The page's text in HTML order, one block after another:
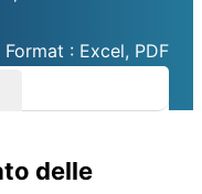
: Excel, PDF
delle